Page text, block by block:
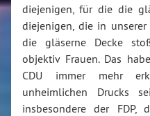
diejenigen, für die die
diejenigen, die in
die gläserne Decke
objektiv Frauen. Das
CDU immer mehr
unheimlichen Drucks
insbesondere der FDP,